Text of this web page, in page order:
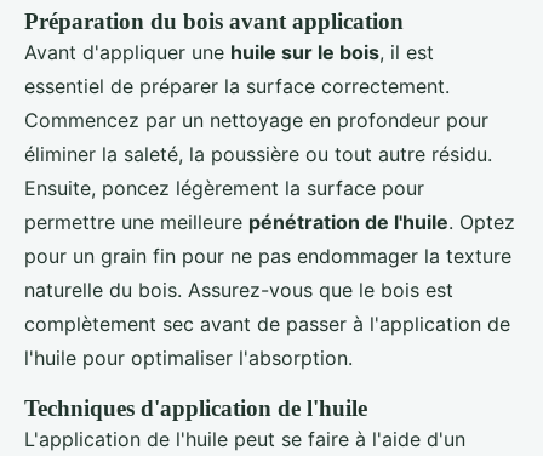
Préparation du bois avant application
Avant d'appliquer une huile sur le bois, il est
essentiel de préparer la surface correctement.
Commencez par un nettoyage en profondeur pour
éliminer la saleté, la poussière ou tout autre résidu.
Ensuite, poncez légèrement la surface pour
permettre une meilleure pénétration de l'huile. Optez
pour un grain fin pour ne pas endommager la texture
naturelle du bois. Assurez-vous que le bois est
complètement sec avant de passer à l'application de
l'huile pour optimaliser l'absorption.
Techniques d'application de l'huile
L'application de l'huile peut se faire à l'aide d'un